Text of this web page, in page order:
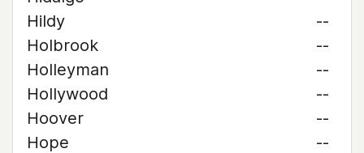
Hildy
--
Holbrook
--
Holleyman
--
Hollywood
--
Hoover
--
Hope
--